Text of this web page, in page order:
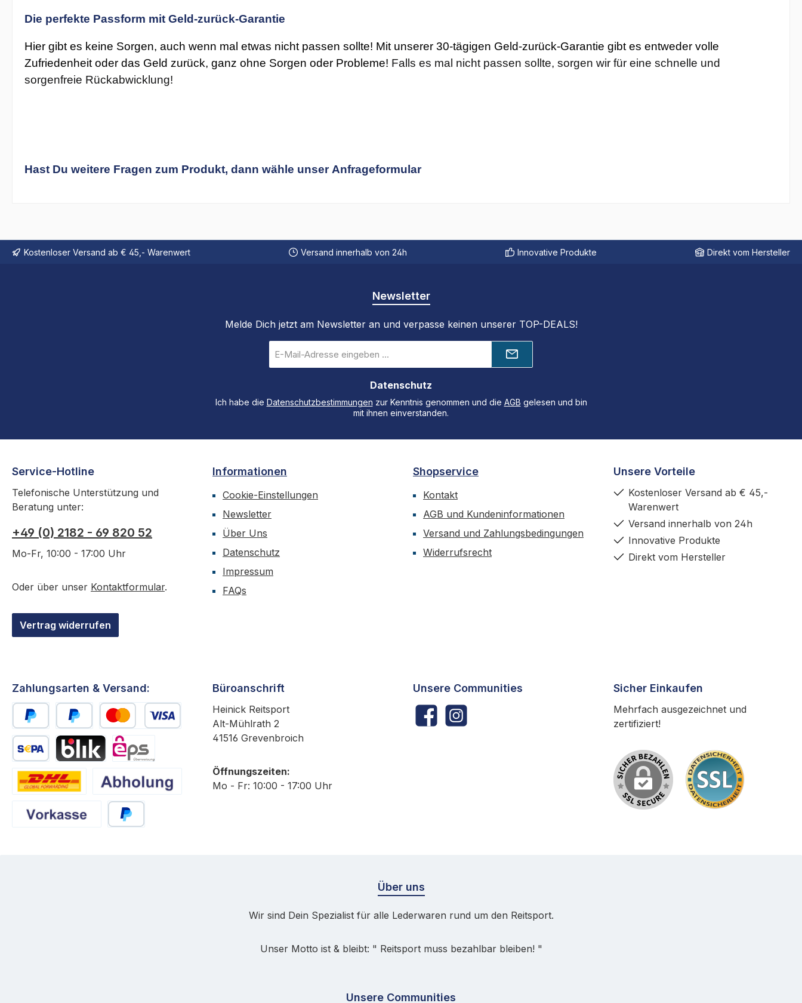
Die perfekte Passform mit Geld-zurück-Garantie
Hier gibt es keine Sorgen, auch wenn mal etwas nicht passen sollte! Mit unserer 30-tägigen Geld-zurück-Garantie gibt es entweder volle
Zufriedenheit oder das Geld zurück, ganz ohne Sorgen oder Probleme! Falls es mal nicht passen sollte, sorgen wir für eine schnelle und
sorgenfreie Rückabwicklung!
Hast Du weitere Fragen zum Produkt, dann wähle unser Anfrageformular
Kostenloser Versand ab € 45,- Warenwert Versand innerhalb von 24h Innovative Produkte Direkt vom Hersteller
Newsletter
Melde Dich jetzt am Newsletter an und verpasse keinen unserer TOP-DEALS!
Mail-
Datenschutz
Ich habe die Datenschutzbestimmungen zur Kenntnis genommen und die AGB gelesen und bin
mit ihnen einverstanden.
Service-Hotline
Telefonische Unterstützung und
Beratung unter:
+49 (0) 2182 - 69 820 52
Mo-Fr, 10:00 - 17:00 Uhr
Oder über unser Kontaktformular.
Vertrag widerrufen
Informationen
Cookie-Einstellungen
Newsletter
Über Uns
Datenschutz
Impressum
FAQs
Shopservice
Kontakt
AGB und Kundeninformationen
Versand und Zahlungsbedingungen
Widerrufsrecht
Unsere Vorteile
Kostenloser Versand ab € 45,-
Warenwert
Versand innerhalb von 24h
Innovative Produkte
Direkt vom Hersteller
Unsere Communities
FacebookInstagram
Zahlungsarten & Versand:
PayPal Später BezahlenKredit- oder Debitkarte
SEPA Lastschrift
BLIK
Abholung
Büroanschrift
Heinick Reitsport
Alt-Mühlrath 2
41516 Grevenbroich
Öffnungszeiten:
Mo - Fr: 10:00 - 17:00 Uhr
Sicher Einkaufen
Mehrfach ausgezeichnet und
zertifiziert!
Über uns
Wir sind Dein Spezialist für alle Lederwaren rund um den Reitsport.
Unser Motto ist & bleibt: " Reitsport muss bezahlbar bleiben! "
Unsere Communities